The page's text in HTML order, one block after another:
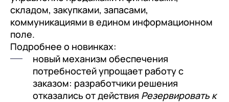
складом, закупками, запасами,
коммуникациями в едином информационном
поле.
Подробнее о новинках:
новый механизм обеспечения
потребностей упрощает работу с
заказом: разработчики решения
отказались от действия Резервировать к